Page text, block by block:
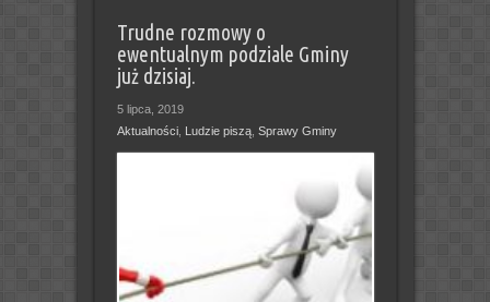
Trudne rozmowy o
ewentualnym podziale Gminy
już dzisiaj.
5 lipca, 2019
Aktualności, Ludzie piszą, Sprawy Gminy